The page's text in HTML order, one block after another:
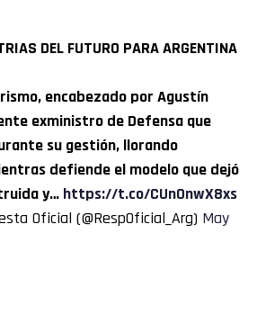
DEL FUTURO PARA ARGENTINA
encabezado por Agustín
exministro de Defensa que
su gestión, llorando
defiende el modelo que dejó
y… https://t.co/CUn0nwX8xs
Oficial (@RespOficial_Arg) May